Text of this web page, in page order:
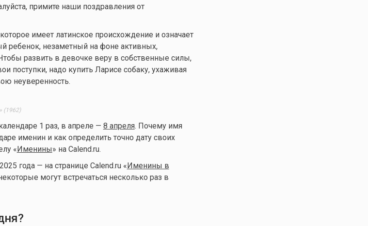
примите наши поздравления от
имеет латинское происхождение и означает
ребенок, незаметный на фоне активных,
развить в девочке веру в собственные силы,
поступки, надо купить Ларисе собаку, ухаживая
неуверенность.
(1962)
1 раз, в апреле — 8 апреля. Почему имя
именин и как определить точно дату своих
« Именины» на Calend.ru.
года — на странице Calend.ru « Именины в
могут встречаться несколько раз в